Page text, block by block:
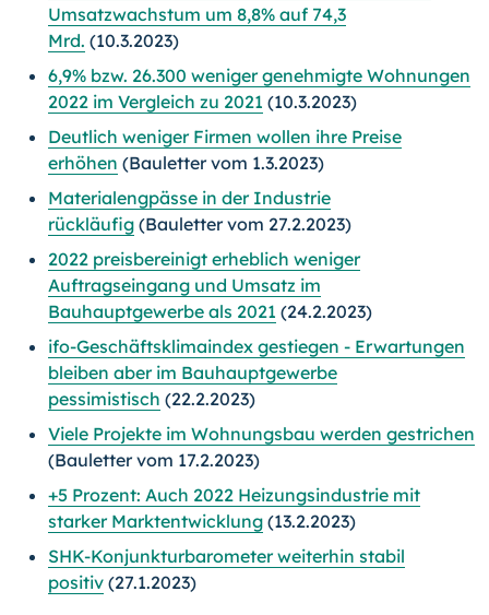
Umsatzwachstum um 8,8% auf 74,3
Mrd. (10.3.2023)
6,9% bzw. 26.300 weniger genehmigte Wohnungen
2022 im Vergleich zu 2021 (10.3.2023)
Deutlich weniger Firmen wollen ihre Preise
erhöhen (Bauletter vom 1.3.2023)
Materialengpässe in der Industrie
rückläufig (Bauletter vom 27.2.2023)
2022 preisbereinigt erheblich weniger
Auftragseingang und Umsatz im
Bauhauptgewerbe als 2021 (24.2.2023)
ifo-Geschäftsklimaindex gestiegen - Erwartungen
bleiben aber im Bauhauptgewerbe
pessimistisch (22.2.2023)
Viele Projekte im Wohnungsbau werden gestrichen
(Bauletter vom 17.2.2023)
+5 Prozent: Auch 2022 Heizungsindustrie mit
starker Marktentwicklung (13.2.2023)
SHK-Konjunkturbarometer weiterhin stabil
positiv (27.1.2023)